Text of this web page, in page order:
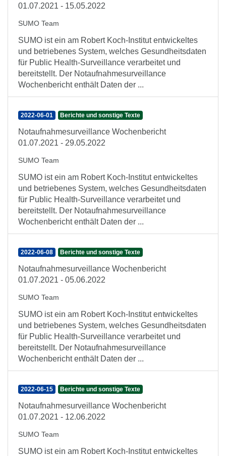
01.07.2021 - 15.05.2022
SUMO Team
SUMO ist ein am Robert Koch-Institut entwickeltes
und betriebenes System, welches Gesundheitsdaten
für Public Health-Surveillance verarbeitet und
bereitstellt. Der Notaufnahmesurveillance
Wochenbericht enthält Daten der ...
2022-06-01 Berichte und sonstige Texte
Notaufnahmesurveillance Wochenbericht
01.07.2021 - 29.05.2022
SUMO Team
SUMO ist ein am Robert Koch-Institut entwickeltes
und betriebenes System, welches Gesundheitsdaten
für Public Health-Surveillance verarbeitet und
bereitstellt. Der Notaufnahmesurveillance
Wochenbericht enthält Daten der ...
2022-06-08 Berichte und sonstige Texte
Notaufnahmesurveillance Wochenbericht
01.07.2021 - 05.06.2022
SUMO Team
SUMO ist ein am Robert Koch-Institut entwickeltes
und betriebenes System, welches Gesundheitsdaten
für Public Health-Surveillance verarbeitet und
bereitstellt. Der Notaufnahmesurveillance
Wochenbericht enthält Daten der ...
2022-06-15 Berichte und sonstige Texte
Notaufnahmesurveillance Wochenbericht
01.07.2021 - 12.06.2022
SUMO Team
SUMO ist ein am Robert Koch-Institut entwickeltes